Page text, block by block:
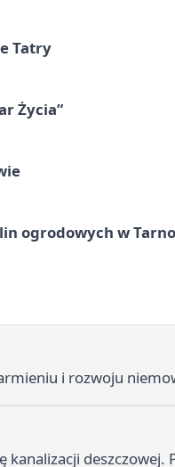
Tatry
Życia”
ogrodowych w
i rozwoju
kanalizacji